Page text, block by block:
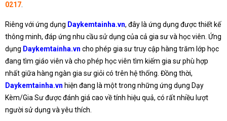
0217
Riêng với ứng dụng Daykemtainha.vn, đây là ứng dụng được thiết kế
thông minh, đáp ứng nhu cầu sử dụng của cả gia sư và học viên. Ứng
dụng Daykemtainha.vn cho phép gia sư truy cập hàng trăm lớp học
đang tìm giáo viên và cho phép học viên tìm kiếm gia sư phù hợp
nhất giữa hàng ngàn gia sư giỏi có trên hệ thống. Đồng thời,
Daykemtainha.vn hiện đang là một trong những ứng dụng Dạy
Kèm/Gia Sư được đánh giá cao về tính hiệu quả, có rất nhiều lượt
người sử dụng và yêu thích.